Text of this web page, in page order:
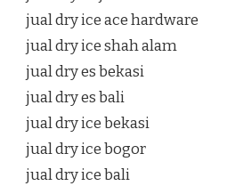
jual dry ice ace hardware
jual dry ice shah alam
jual dry es bekasi
jual dry es bali
jual dry ice bekasi
jual dry ice bogor
jual dry ice bali